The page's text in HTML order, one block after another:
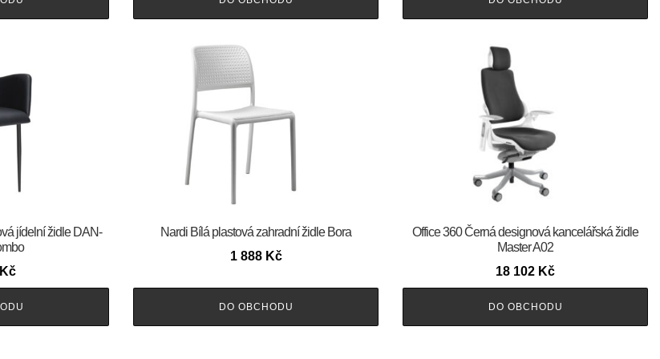
jídelní židle DAN-
Kč
Nardi Bílá plastová zahradní židle Bora
1 888 Kč
DO OBCHODU
Office 360 Černá designová kancelářská židle
Master A02
18 102 Kč
DO OBCHODU